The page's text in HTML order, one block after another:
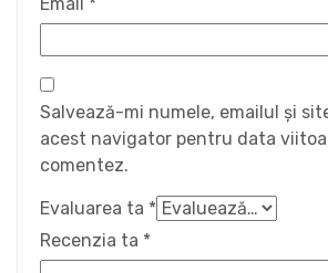
Salvează-mi numele, emailul și
acest navigator pentru data
comentez.
Evaluarea ta *
Recenzia ta *